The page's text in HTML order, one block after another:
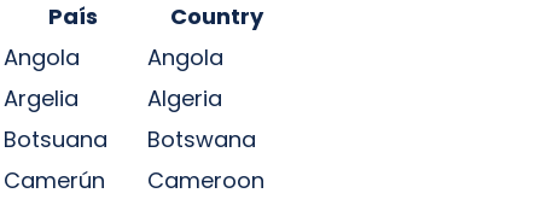
País
Country
Angola
Angola
Argelia
Algeria
Botsuana
Botswana
Camerún
Cameroon